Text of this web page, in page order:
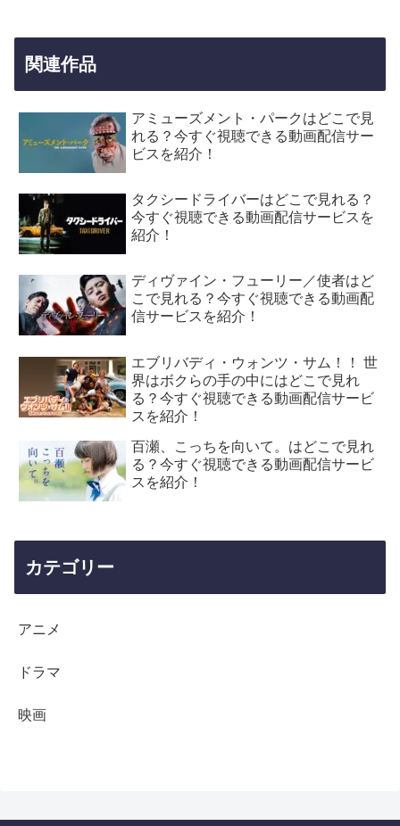
関連作品
アミューズメント・パークはどこで見
れる？今すぐ視聴できる動画配信サー
ビスを紹介！
タクシードライバーはどこで見れる？
今すぐ視聴できる動画配信サービスを
紹介！
ディヴァイン・フューリー／使者はど
こで見れる？今すぐ視聴できる動画配
信サービスを紹介！
エブリバディ・ウォンツ・サム！！ 世
界はボクらの手の中にはどこで見れ
る？今すぐ視聴できる動画配信サービ
スを紹介！
百瀬、こっちを向いて。はどこで見れ
る？今すぐ視聴できる動画配信サービ
スを紹介！
カテゴリー
アニメ
ドラマ
映画